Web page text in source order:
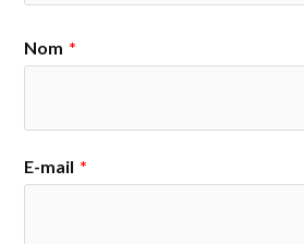
Nom *
E-mail *